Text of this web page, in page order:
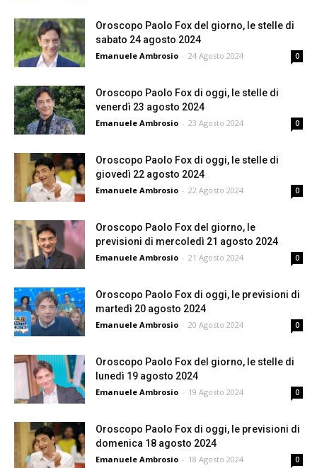
Oroscopo Paolo Fox del giorno, le stelle di
sabato 24 agosto 2024
Emanuele Ambrosio - 24 Agosto 2024 0
Oroscopo Paolo Fox di oggi, le stelle di
venerdì 23 agosto 2024
Emanuele Ambrosio - 23 Agosto 2024 0
Oroscopo Paolo Fox di oggi, le stelle di
giovedì 22 agosto 2024
Emanuele Ambrosio - 22 Agosto 2024 0
Oroscopo Paolo Fox del giorno, le
previsioni di mercoledì 21 agosto 2024
Emanuele Ambrosio - 21 Agosto 2024 0
Oroscopo Paolo Fox di oggi, le previsioni di
martedì 20 agosto 2024
Emanuele Ambrosio - 20 Agosto 2024 0
Oroscopo Paolo Fox del giorno, le stelle di
lunedì 19 agosto 2024
Emanuele Ambrosio - 19 Agosto 2024 0
Oroscopo Paolo Fox di oggi, le previsioni di
domenica 18 agosto 2024
Emanuele Ambrosio - 18 Agosto 2024 0